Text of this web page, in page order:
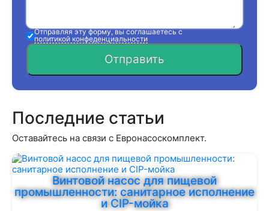
Отправляя эту форму, вы соглашаетесь с
политикой конфеденциальности
Отправить
Последние статьи
Оставайтесь на связи с Евронасоскомплект.
Винтовой насос для пищевой
промышленности: санитарное исполнение
и CIP-мойка